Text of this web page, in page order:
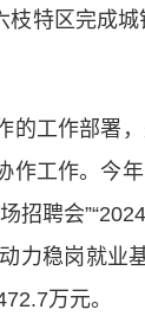
特区完成
工作部署，
工作。今
招聘会
力稳岗就业
万元。